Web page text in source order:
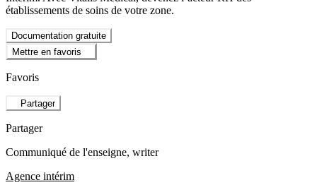
établissements de soins de votre zone.
Documentation gratuite
Mettre en favoris
Favoris
Partager
Partager
Communiqué de l'enseigne, writer
Agence intérim